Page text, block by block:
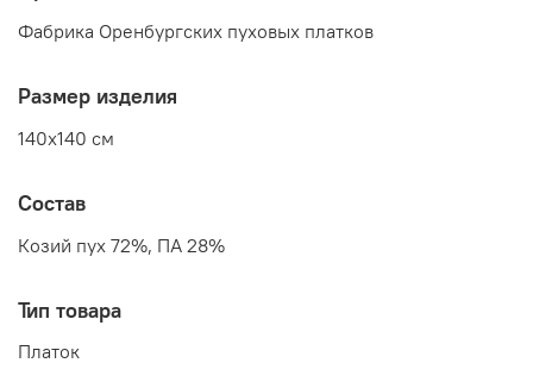
Фабрика Оренбургских пуховых платков
Размер изделия
140x140 см
Состав
Козий пух 72%, ПА 28%
Тип товара
Платок